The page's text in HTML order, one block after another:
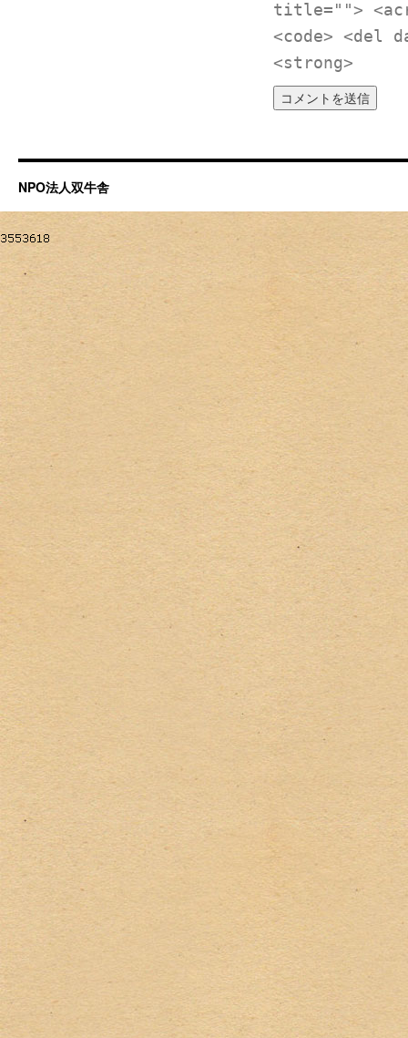
title="">
<code> <del
<strong>
NPO法人双牛舎